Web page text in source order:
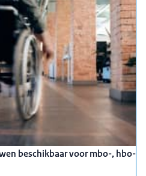
beschikbaar voor mbo-, hbo-